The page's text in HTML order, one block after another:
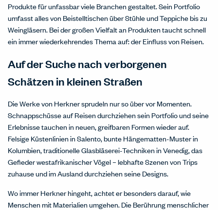
Produkte für unfassbar viele Branchen gestaltet. Sein Portfolio
umfasst alles von Beistelltischen über Stühle und Teppiche bis zu
Weingläsern. Bei der großen Vielfalt an Produkten taucht schnell
ein immer wiederkehrendes Thema auf: der Einfluss von Reisen.
Auf der Suche nach verborgenen
Schätzen in kleinen Straßen
Die Werke von Herkner sprudeln nur so über vor Momenten.
Schnappschüsse auf Reisen durchziehen sein Portfolio und seine
Erlebnisse tauchen in neuen, greifbaren Formen wieder auf.
Felsige Küstenlinien in Salento, bunte Hängematten-Muster in
Kolumbien, traditionelle Glasbläserei-Techniken in Venedig, das
Gefieder westafrikanischer Vögel – lebhafte Szenen von Trips
zuhause und im Ausland durchziehen seine Designs.
Wo immer Herkner hingeht, achtet er besonders darauf, wie
Menschen mit Materialien umgehen. Die Berührung menschlicher